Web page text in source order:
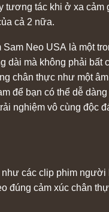
tác khi ở xa cảm
cả 2 nữa.
Neo USA là một
dài mà không phải bất
chân thực như một
để bạn có thể dễ
nghiệm vô cùng độc
các clip phim
đúng cảm xúc chân